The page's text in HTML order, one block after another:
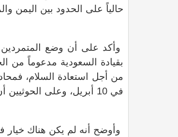
حالياً على الحدود بين اليمن
وأكد على أن وضع
بقيادة السعودية مدعوماً من
من أجل استعادة السلام،
في 10 أبريل، وعلى الحوثيين أن يحترموا وقف إطلاق النار.
وأوضح أنه لم يكن هناك